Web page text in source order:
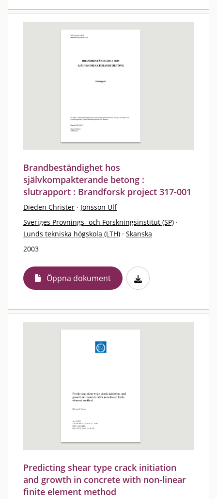
Brandbeständighet hos
självkompakterande betong :
slutrapport : Brandforsk project 317-001
Dieden Christer · Jönsson Ulf
Sveriges Provnings- och Forskningsinstitut (SP) ·
Lunds tekniska högskola (LTH) · Skanska
2003
Öppna dokument
Predicting shear type crack initiation
and growth in concrete with non-linear
finite element method